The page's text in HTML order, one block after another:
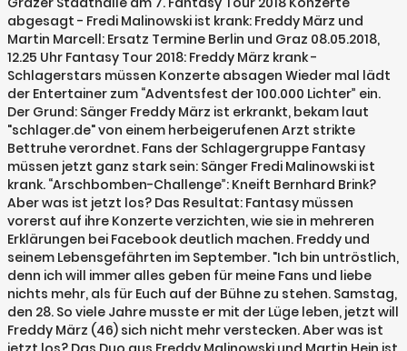
abgesagt - Fredi Malinowski ist krank: Freddy März und
Martin Marcell: Ersatz Termine Berlin und Graz 08.05.2018,
12.25 Uhr Fantasy Tour 2018: Freddy März krank -
Schlagerstars müssen Konzerte absagen Wieder mal lädt
der Entertainer zum “Adventsfest der 100.000 Lichter” ein.
Der Grund: Sänger Freddy März ist erkrankt, bekam laut
"schlager.de" von einem herbeigerufenen Arzt strikte
Bettruhe verordnet. Fans der Schlagergruppe Fantasy
müssen jetzt ganz stark sein: Sänger Fredi Malinowski ist
krank. “Arschbomben-Challenge”: Kneift Bernhard Brink?
Aber was ist jetzt los? Das Resultat: Fantasy müssen
vorerst auf ihre Konzerte verzichten, wie sie in mehreren
Erklärungen bei Facebook deutlich machen. Freddy und
seinem Lebensgefährten im September. "Ich bin untröstlich,
denn ich will immer alles geben für meine Fans und liebe
nichts mehr, als für Euch auf der Bühne zu stehen. Samstag,
den 28. So viele Jahre musste er mit der Lüge leben, jetzt will
Freddy März (46) sich nicht mehr verstecken. Aber was ist